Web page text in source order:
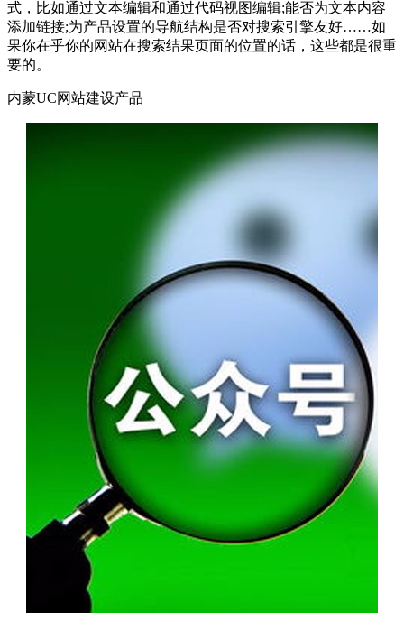
式，比如通过文本编辑和通过代码视图编辑;能否为文本内容
添加链接;为产品设置的导航结构是否对搜索引擎友好……如
果你在乎你的网站在搜索结果页面的位置的话，这些都是很重
要的。
内蒙UC网站建设产品